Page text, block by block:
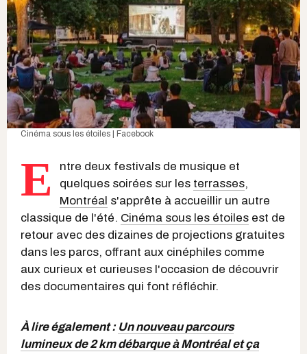
Cinéma sous les étoiles | Facebook
E
ntre deux festivals de musique et
quelques soirées sur les terrasses,
Montréal s'apprête à accueillir un autre
classique de l'été. Cinéma sous les étoiles est de
retour avec des dizaines de projections gratuites
dans les parcs, offrant aux cinéphiles comme
aux curieux et curieuses l'occasion de découvrir
des documentaires qui font réfléchir.
À lire également : Un nouveau parcours
lumineux de 2 km débarque à Montréal et ça